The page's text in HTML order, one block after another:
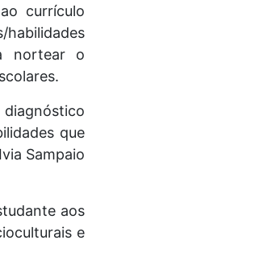
currículo
nortear o
diagnóstico
que
Sampaio
aos
e